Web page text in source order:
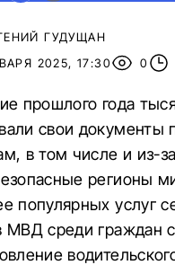
ГУДУЩАН
2025, 17:30
0
прошлого года
свои документы
в том числе и из-
регионы
популярных услуг
МВД среди граждан